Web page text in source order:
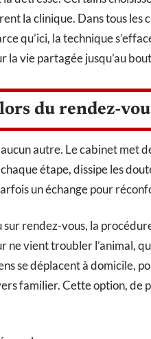
la clinique. Dans tous les
qu’ici, la technique
la vie partagée jusqu’au
du rendez-
autre. Le cabinet met
étape, dissipe les
un échange pour
sur rendez-vous, la
ne vient troubler l’animal,
se déplacent à domicile,
familier. Cette option, de